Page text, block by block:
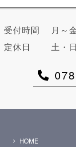
受付時間
月～
定休日
土・
HOME